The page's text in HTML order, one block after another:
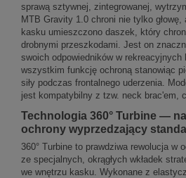
sprawą sztywnej, zintegrowanej,
MTB Gravity 1.0 chroni nie tylko
kasku umieszczono daszek, który
drobnymi przeszkodami. Jest on
swoich odpowiedników w
wszystkim funkcję ochroną stanowiąc
siły podczas frontalnego uderzenia.
jest kompatybilny z tzw. neck brac'em,
Technologia 360° Turbine —
ochrony wyprzedzający
360° Turbine to prawdziwa rewolucja w
ze specjalnych, okrągłych wkładek
we wnętrzu kasku. Wykonane z